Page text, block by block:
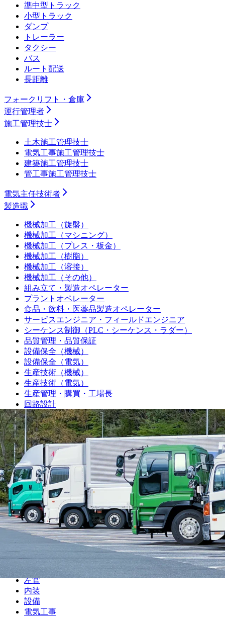
準中型トラック
小型トラック
ダンプ
トレーラー
タクシー
バス
ルート配送
長距離
フォークリフト・倉庫
運行管理者
施工管理技士
土木施工管理技士
電気工事施工管理技士
建築施工管理技士
管工事施工管理技士
電気主任技術者
製造職
機械加工（旋盤）
機械加工（マシニング）
機械加工（プレス・板金）
機械加工（樹脂）
機械加工（溶接）
機械加工（その他）
組み立て・製造オペレーター
プラントオペレーター
食品・飲料・医薬品製造オペレーター
サービスエンジニア・フィールドエンジニア
シーケンス制御（PLC・シーケンス・ラダー）
品質管理・品質保証
設備保全（機械）
設備保全（電気）
生産技術（機械）
生産技術（電気）
生産管理・購買・工場長
回路設計
機械設計
光学設計
金型設計
CAE解析
ソフトウェア開発・組み込み
研究・開発・企画
テクニカルライター
職人
大工
鳶
建設
土木
左官
内装
設備
電気工事